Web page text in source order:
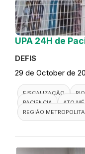
UPA 24H de
DEFIS
29 de October de
FISCALIZAÇÃO
PACIENCIA
ATO
REGIÃO